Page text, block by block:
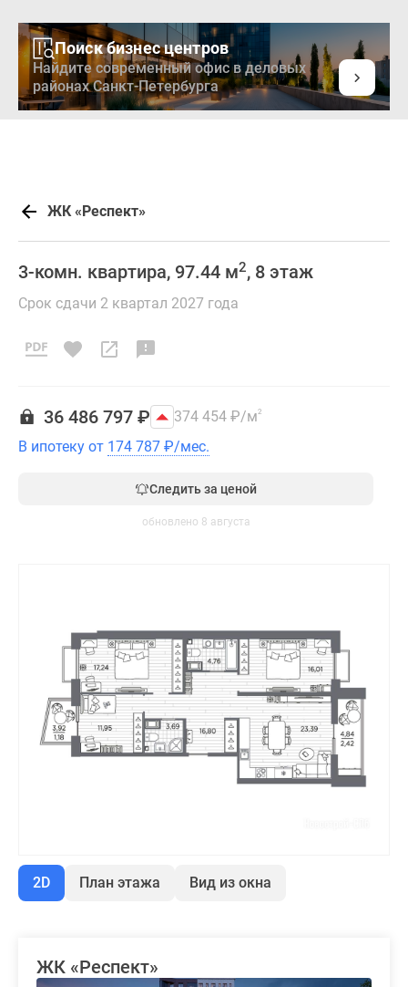
Поиск бизнес центров
Найдите современный офис в деловых
районах Санкт-Петербурга
ЖК «Респект»
3-комн. квартира, 97.44 м2, 8 этаж
Срок сдачи 2 квартал 2027 года
36 486 797 ₽ 374 454 ₽/м2
В ипотеку от 174 787 ₽/мес.
Следить за ценой
обновлено 8 августа
2D План этажа Вид из окна
ЖК «Респект»